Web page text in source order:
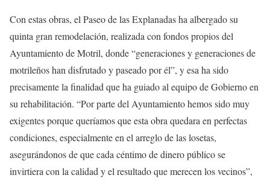
Con estas obras, el Paseo de las Explanadas ha albergado su
quinta gran remodelación, realizada con fondos propios del
Ayuntamiento de Motril, donde “generaciones y generaciones de
motrileños han disfrutado y paseado por él”, y esa ha sido
precisamente la finalidad que ha guiado al equipo de Gobierno en
su rehabilitación. “Por parte del Ayuntamiento hemos sido muy
exigentes porque queríamos que esta obra quedara en perfectas
condiciones, especialmente en el arreglo de las losetas,
asegurándonos de que cada céntimo de dinero público se
invirtiera con la calidad y el resultado que merecen los vecinos”,